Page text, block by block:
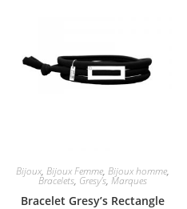
Bijoux, Bijoux Femme, Bijoux homme,
Bracelets, Gresy's, Marques
Bracelet Gresy’s Rectangle